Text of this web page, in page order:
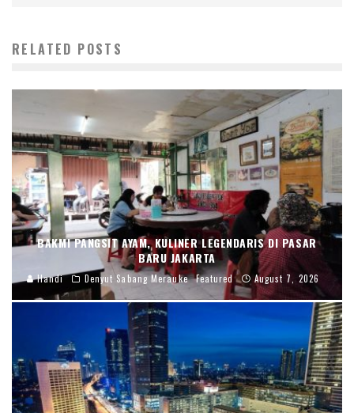
RELATED POSTS
BAKMI PANGSIT AYAM, KULINER LEGENDARIS DI PASAR
BARU JAKARTA
Handi Denyut Sabang Merauke Featured August 7, 2026